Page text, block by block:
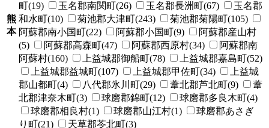
熊
本
町(19)
玉名郡南関町(26) 玉名郡長洲町(67)
玉名郡
和水町(10)
菊池郡大津町(243)
菊池郡菊陽町(105)
阿蘇郡南小国町(22)
阿蘇郡小国町(9)
阿蘇郡産山村
(5)
阿蘇郡高森町(47) 阿蘇郡西原村(34)
阿蘇郡南
阿蘇村(160)
上益城郡御船町(78)
上益城郡嘉島町(52)
上益城郡益城町(107)
上益城郡甲佐町(34)
上益城
郡山都町(4)
八代郡氷川町(29) 葦北郡芦北町(9)
葦
北郡津奈木町(3)
球磨郡錦町(12)
球磨郡多良木町(4)
球磨郡相良村(1)
球磨郡山江村(1)
球磨郡あさぎ
り町(21)
天草郡苓北町(3)